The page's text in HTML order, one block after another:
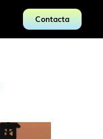
Contacta